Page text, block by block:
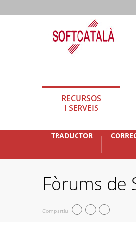
RECURSOS
I SERVEIS
TRADUCTOR
Fòrums de
Compartiu